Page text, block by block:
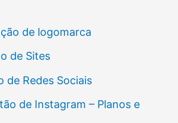
de logomarca
de Sites
de Redes Sociais
de Instagram – Planos e